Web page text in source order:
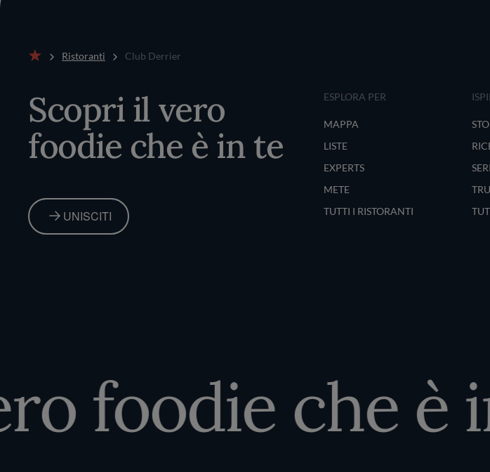
Ristoranti Club Derrier
Scopri il vero
foodie che è in te
UNISCITI
ESPLORA PER
MAPPA
LISTE
EXPERTS
METE
TUTTI I RISTORANTI
foodie che è in